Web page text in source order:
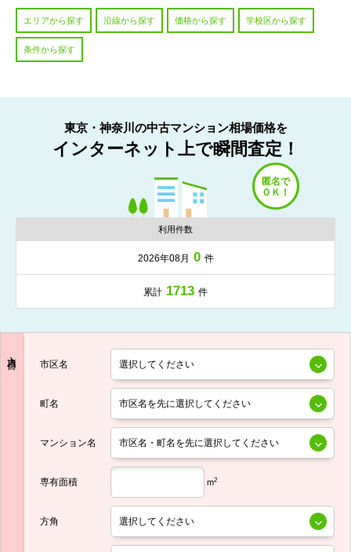
エリアから探す 沿線から探す 価格から探す 学校区から探す
条件から探す
東京・神奈川の中古マンション相場価格を
インターネット上で瞬間査定！
利用件数
2026年08月 0 件
累計 1713 件
市区名
町名
マンション名
専有面積 m2
方角